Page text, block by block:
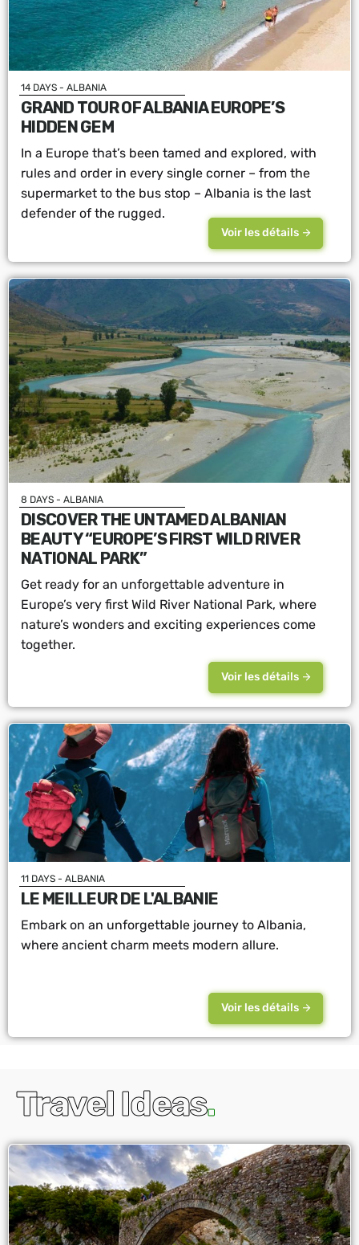
14 DAYS - ALBANIA
GRAND TOUR OF ALBANIA EUROPE’S
HIDDEN GEM
In a Europe that’s been tamed and explored, with
rules and order in every single corner – from the
supermarket to the bus stop – Albania is the last
defender of the rugged.
Voir les détails
8 DAYS - ALBANIA
DISCOVER THE UNTAMED ALBANIAN
BEAUTY “EUROPE’S FIRST WILD RIVER
NATIONAL PARK”
Get ready for an unforgettable adventure in
Europe’s very first Wild River National Park, where
nature’s wonders and exciting experiences come
together.
Voir les détails
11 DAYS - ALBANIA
LE MEILLEUR DE L'ALBANIE
Embark on an unforgettable journey to Albania,
where ancient charm meets modern allure.
Voir les détails
Travel Ideas.